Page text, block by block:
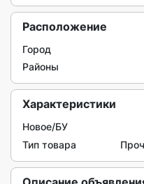
Расположение
Город
Районы
Характеристики
Новое/БУ
Тип товара